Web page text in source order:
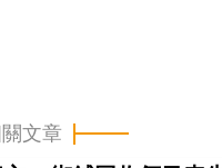
文章